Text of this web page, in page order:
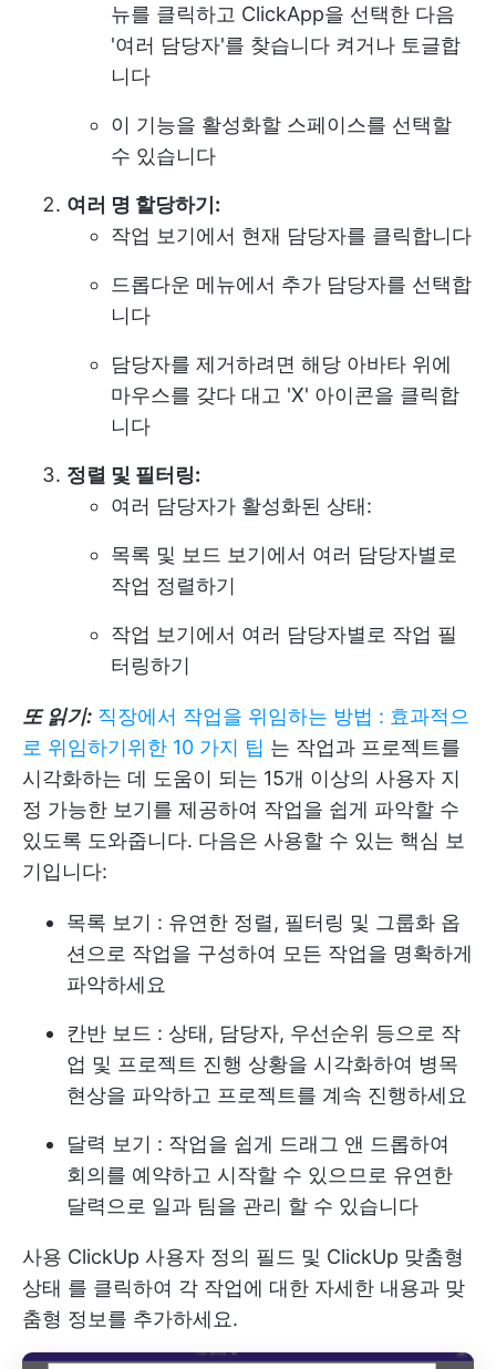
뉴를 클릭하고 ClickApp을 선택한 다음
'여러 담당자'를 찾습니다 켜거나 토글합
니다
이 기능을 활성화할 스페이스를 선택할
수 있습니다
여러 명 할당하기:
작업 보기에서 현재 담당자를 클릭합니다
드롭다운 메뉴에서 추가 담당자를 선택합
니다
담당자를 제거하려면 해당 아바타 위에
마우스를 갖다 대고 'X' 아이콘을 클릭합
니다
정렬 및 필터링:
여러 담당자가 활성화된 상태:
목록 및 보드 보기에서 여러 담당자별로
작업 정렬하기
작업 보기에서 여러 담당자별로 작업 필
터링하기
또 읽기: 직장에서 작업을 위임하는 방법 : 효과적으
로 위임하기위한 10 가지 팁 는 작업과 프로젝트를
시각화하는 데 도움이 되는 15개 이상의 사용자 지
정 가능한 보기를 제공하여 작업을 쉽게 파악할 수
있도록 도와줍니다. 다음은 사용할 수 있는 핵심 보
기입니다:
목록 보기 : 유연한 정렬, 필터링 및 그룹화 옵
션으로 작업을 구성하여 모든 작업을 명확하게
파악하세요
칸반 보드 : 상태, 담당자, 우선순위 등으로 작
업 및 프로젝트 진행 상황을 시각화하여 병목
현상을 파악하고 프로젝트를 계속 진행하세요
달력 보기 : 작업을 쉽게 드래그 앤 드롭하여
회의를 예약하고 시작할 수 있으므로 유연한
달력으로 일과 팀을 관리 할 수 있습니다
사용 ClickUp 사용자 정의 필드 및 ClickUp 맞춤형
상태 를 클릭하여 각 작업에 대한 자세한 내용과 맞
춤형 정보를 추가하세요.